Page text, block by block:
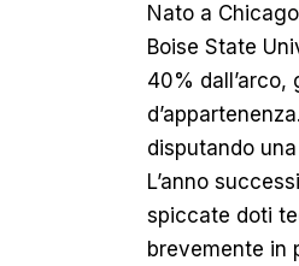
Nato a
Boise State
40% dall’arco,
disputando
L’anno
spiccate doti
brevemente in